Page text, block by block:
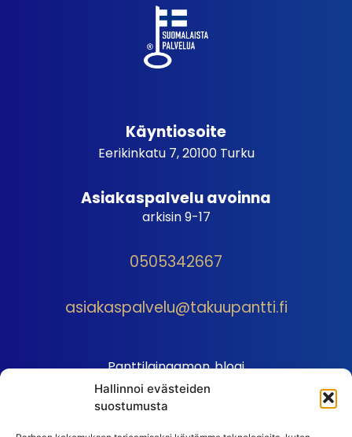
Hallinnoi evästeiden
suostumusta
Käyntiosoite
Eerikinkatu 7, 20100 Turku
Asiakaspalvelu avoinna
arkisin 9-17
0505342667
asiakaspalvelu@takuupantti.fi
Panttilainaamon blogi
Palveluhinnasto
Sopimusehdot